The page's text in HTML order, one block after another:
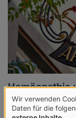
Homöopathie
es nicht
Wir verwenden
Daten für die